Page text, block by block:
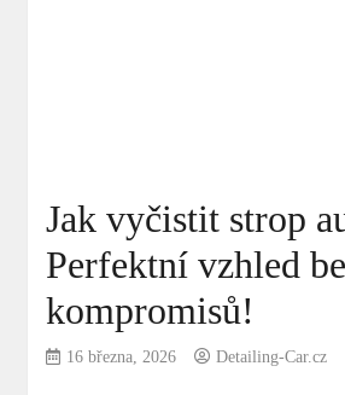
Jak vyčistit strop
Perfektní vzhled
kompromisů!
16 března, 2026 Detailing-Car.cz